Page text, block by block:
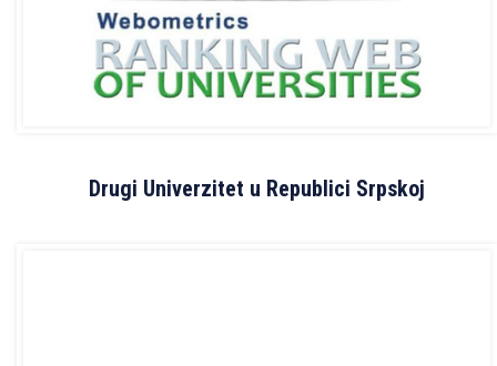
Drugi Univerzitet u Republici Srpskoj